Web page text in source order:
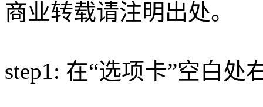
商业转载请注明出处。
step1: 在“选项卡”空白处